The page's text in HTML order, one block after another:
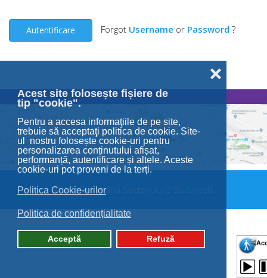
Acest site folosește fișiere de
tip "cookie".
Pentru a accesa informaţiile de pe site,
trebuie să acceptaţi politica de cookie. Site-
ul nostru folosește cookie-uri pentru
personalizarea conținutului afișat,
performanță, autentificare și altele. Aceste
cookie-uri pot proveni de la terți.
Politica Cookie-urilor
Politica de confidențialitate
Acceptă Refuză
❌
Autentificare Forgot Username or Password ?
© 2026 Primăria Sectorului 2 București.